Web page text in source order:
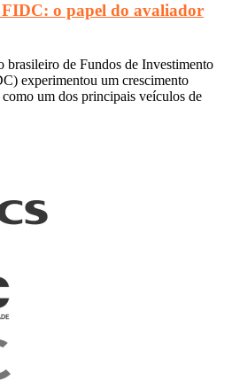
FIDC: o papel do avaliador
brasileiro de Fundos de Investimento
experimentou um crescimento
um dos principais veículos de